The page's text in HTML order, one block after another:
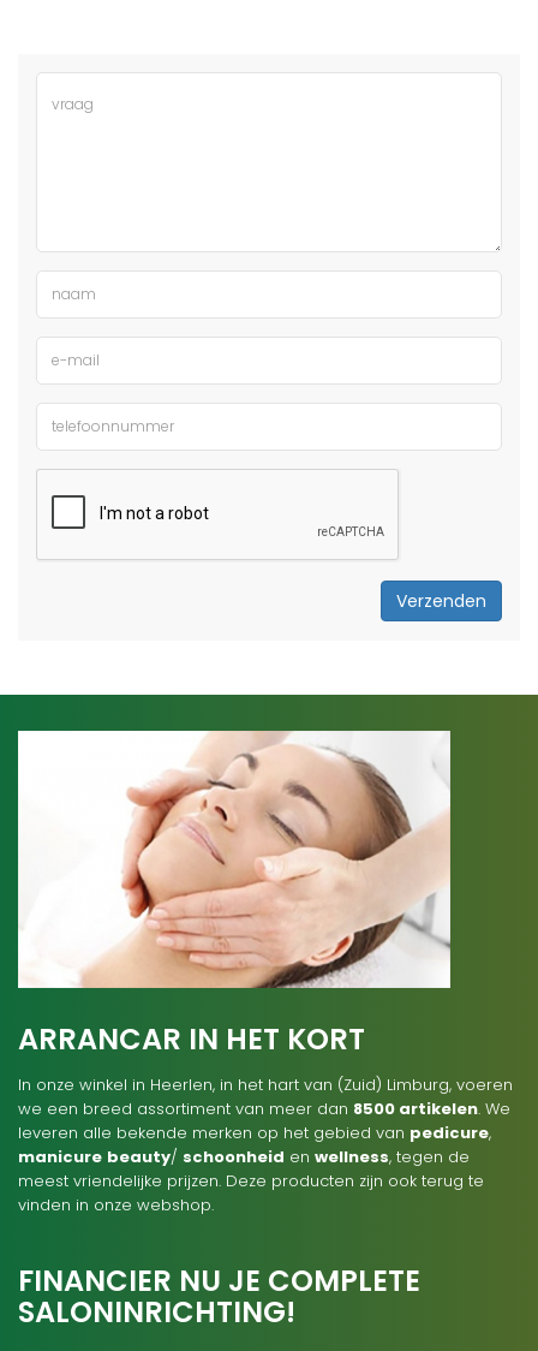
Verzenden
ARRANCAR IN HET KORT
In onze winkel in Heerlen, in het hart van (Zuid) Limburg, voeren
we een breed assortiment van meer dan 8500 artikelen. We
leveren alle bekende merken op het gebied van pedicure,
manicure beauty/ schoonheid en wellness, tegen de
meest vriendelijke prijzen. Deze producten zijn ook terug te
vinden in onze webshop.
FINANCIER NU JE COMPLETE
SALONINRICHTING!